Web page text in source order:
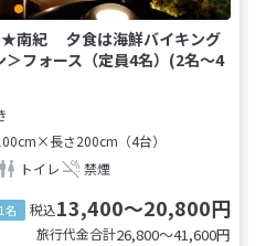
★南紀 夕食は海鮮バイキング
フォース（定員4名）(2名～4
長さ200cm（4台）
トイレ 禁煙
名 税込13,400～20,800円
旅行代金合計26,800〜41,600円